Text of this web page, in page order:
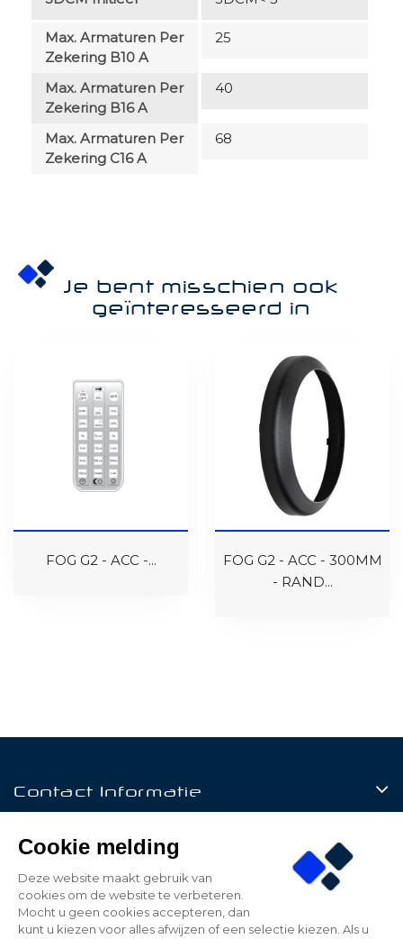
Max. Armaturen Per
Zekering B10 A
25
Max. Armaturen Per
Zekering B16 A
40
Max. Armaturen Per
Zekering C16 A
68
Je bent misschien ook
geïnteresseerd in
FOG G2 - ACC -...
FOG G2 - ACC - 300MM
- RAND...
Contact Informatie
Mijn Account
Cookie melding
Deze website maakt gebruik van
cookies om de website te verbeteren.
Mocht u geen cookies accepteren, dan
kunt u kiezen voor alles afwijzen of een selectie kiezen. Als u